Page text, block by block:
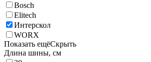
Bosch
Elitech
Интерскол
WORX
Показать ещёСкрыть
Длина шины, см